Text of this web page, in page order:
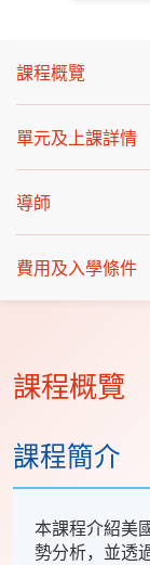
課程概覽
單元及上課詳情
導師
費用及入學條件
課程概覽
課程簡介
本課程介紹美
勢分析，並透